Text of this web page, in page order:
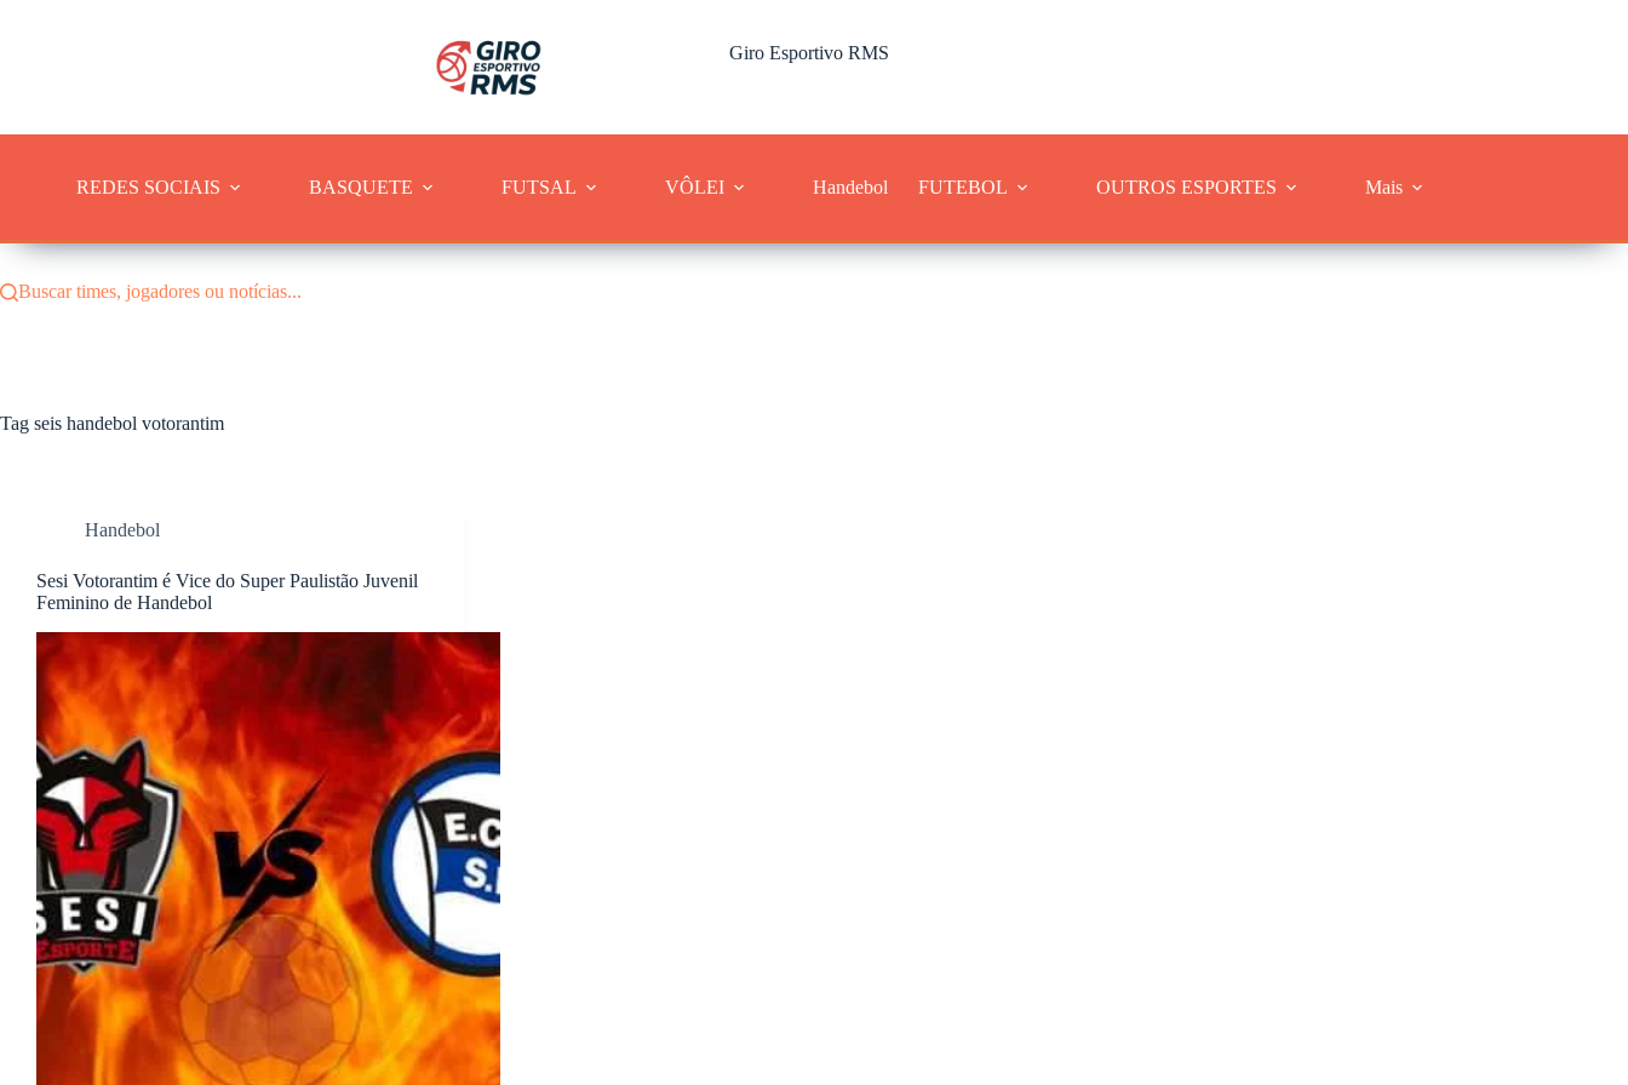
Giro Esportivo RMS
REDES SOCIAIS BASQUETE FUTSAL VÔLEI Handebol FUTEBOL OUTROS ESPORTES Mais
Buscar times, jogadores ou notícias...
Tag seis handebol votorantim
Handebol
Sesi Votorantim é Vice do Super Paulistão Juvenil
Feminino de Handebol